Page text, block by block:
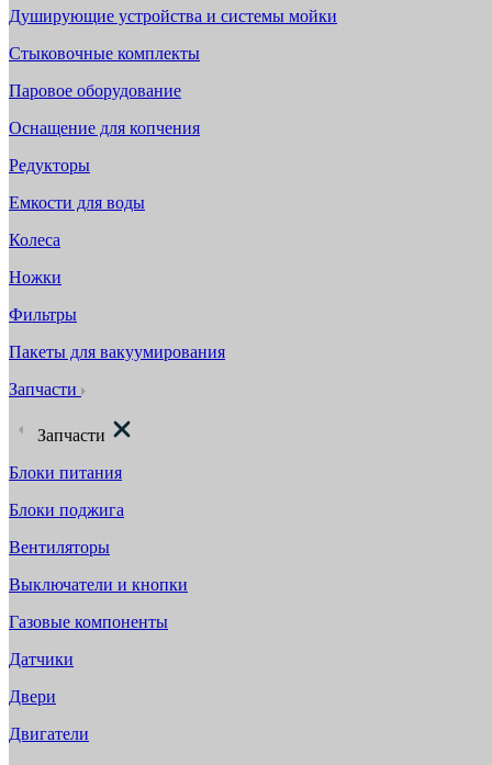
Душирующие устройства и системы мойки
Стыковочные комплекты
Паровое оборудование
Оснащение для копчения
Редукторы
Емкости для воды
Колеса
Ножки
Фильтры
Пакеты для вакуумирования
Запчасти
Запчасти
Блоки питания
Блоки поджига
Вентиляторы
Выключатели и кнопки
Газовые компоненты
Датчики
Двери
Двигатели